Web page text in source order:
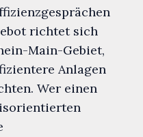
richtet sich
Main-Gebiet,
Anlagen
Wer einen